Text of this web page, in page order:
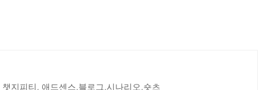
지피티, 애드센스,블로그,시나리오,숏츠